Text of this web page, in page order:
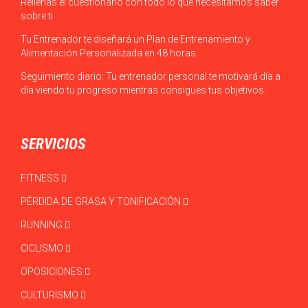
sobre ti
Tu Entrenador te diseñará un Plan de Entrenamiento y
Alimentación Personalizada en 48 horas
Seguimiento diario: Tu entrenador personal te motivará día a
día viendo tu progreso mientras consigues tus objetivos.
SERVICIOS
FITNESS
PÉRDIDA DE GRASA Y TONIFICACIÓN
RUNNING
CICLISMO
OPOSICIONES
CULTURISMO